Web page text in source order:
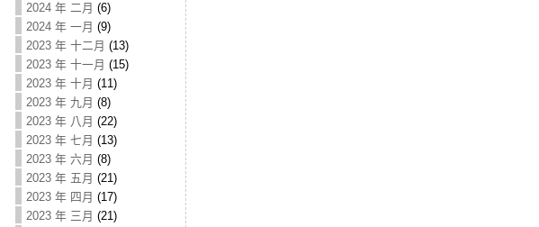
2024 年 二月 (6)
2024 年 一月 (9)
2023 年 十二月 (13)
2023 年 十一月 (15)
2023 年 十月 (11)
2023 年 九月 (8)
2023 年 八月 (22)
2023 年 七月 (13)
2023 年 六月 (8)
2023 年 五月 (21)
2023 年 四月 (17)
2023 年 三月 (21)